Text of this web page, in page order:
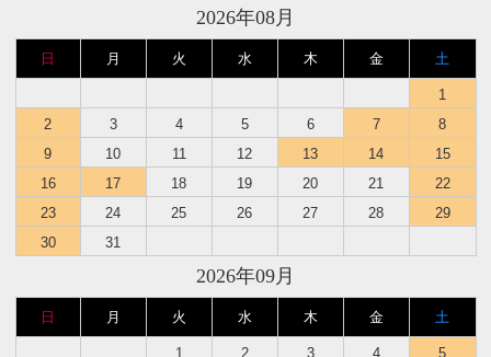
2026年08月
日 月 火 水 木 金 土
1
2
3 4 5 6 7
8
9
10 11 12 13 14
15
16
17 18 19 20 21
22
23
24 25 26 27 28
29
30
31
2026年09月
日 月 火 水 木 金 土
1 2 3 4 5